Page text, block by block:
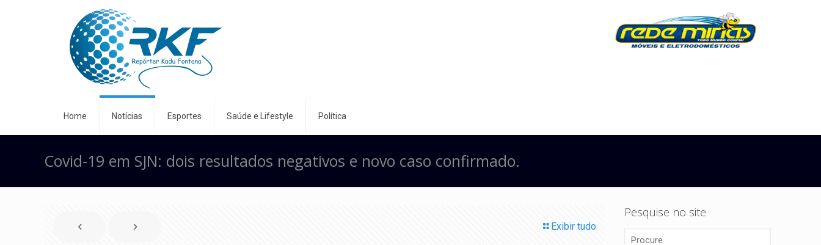
Home Notícias Esportes Saúde e Lifestyle Política
Covid-19 em SJN: dois resultados negativos e novo caso confirmado.
Exibir tudo
Pesquise no site